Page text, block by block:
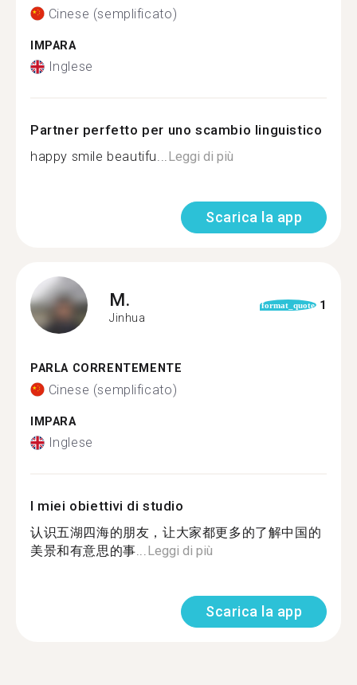
Cinese (semplificato)
IMPARA
Inglese
Partner perfetto per uno scambio linguistico
happy smile beautifu...Leggi di più
Scarica la app
M.
Jinhua
format_quote 1
PARLA CORRENTEMENTE
Cinese (semplificato)
IMPARA
Inglese
I miei obiettivi di studio
认识五湖四海的朋友，让大家都更多的了解中国的
美景和有意思的事...Leggi di più
Scarica la app